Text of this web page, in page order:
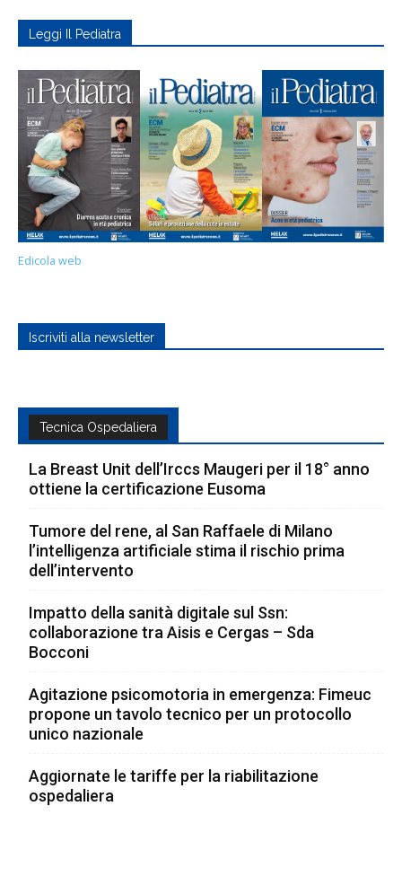
Leggi Il Pediatra
Edicola web
Iscriviti alla newsletter
Tecnica Ospedaliera
La Breast Unit dell’Irccs Maugeri per il 18° anno
ottiene la certificazione Eusoma
Tumore del rene, al San Raffaele di Milano
l’intelligenza artificiale stima il rischio prima
dell’intervento
Impatto della sanità digitale sul Ssn:
collaborazione tra Aisis e Cergas – Sda
Bocconi
Agitazione psicomotoria in emergenza: Fimeuc
propone un tavolo tecnico per un protocollo
unico nazionale
Aggiornate le tariffe per la riabilitazione
ospedaliera